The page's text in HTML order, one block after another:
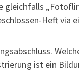
gleichfalls
Heft via
ist ein